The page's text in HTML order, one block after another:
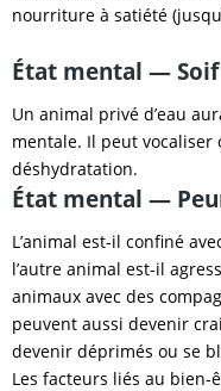
nourriture à satiété
État mental — Soif
Un animal privé d’eau
mentale. Il peut vocaliser
déshydratation.
État mental —
L’animal est-il confiné
l’autre animal est-il
animaux avec des
peuvent aussi devenir
devenir déprimés ou se
Les facteurs liés au